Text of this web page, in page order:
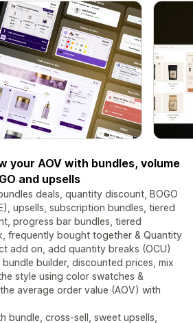
your AOV with bundles, volume
and upsells
deals, quantity discount, BOGO
upsells, subscription bundles, tiered
progress bar bundles, tiered
frequently bought together & Quantity
add on, add quantity breaks (OCU)
builder, discounted prices, mix
style using color swatches &
average order value (AOV) with
bundle, cross-sell, sweet upsells,